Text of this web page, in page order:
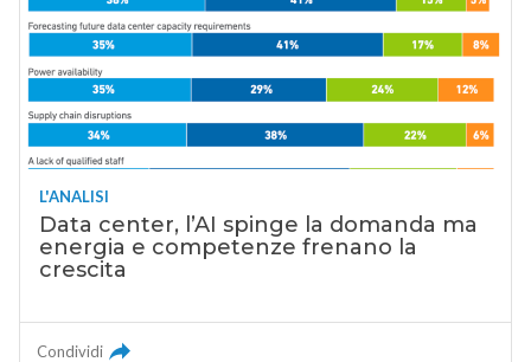
L'ANALISI
Data center, l’AI spinge la domanda ma
energia e competenze frenano la
crescita
Condividi